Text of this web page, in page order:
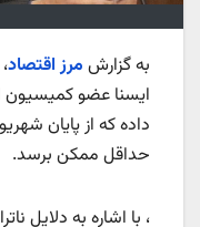
به گزارش مرز اقتصاد
ایسنا عضو کمیسیون
داده که از پایان
حداقل ممکن برسد.
، با اشاره به دلایل